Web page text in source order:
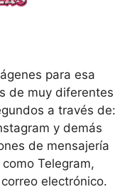
para esa
de muy diferentes
a través de:
y demás
de mensajería
Telegram,
electrónico.